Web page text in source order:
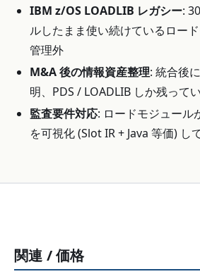
IBM z/OS LOADLIB レガシー:
ルしたまま使い続けているロー
管理外
M&A 後の情報資産整理: 統合後
明、PDS / LOADLIB しか残って
監査要件対応: ロードモジュール
を可視化 (Slot IR + Java 等価) し
関連 / 価格